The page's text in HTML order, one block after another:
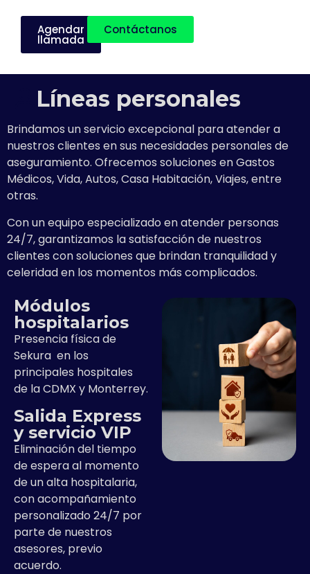
Agendar
llamada
Contáctanos
Líneas personales
Brindamos un servicio excepcional para atender a
nuestros clientes en sus necesidades personales de
aseguramiento. Ofrecemos soluciones en Gastos
Médicos, Vida, Autos, Casa Habitación, Viajes, entre
otras.
Con un equipo especializado en atender personas
24/7, garantizamos la satisfacción de nuestros
clientes con soluciones que brindan tranquilidad y
celeridad en los momentos más complicados.
Módulos
hospitalarios
Presencia física de
Sekura en los
principales hospitales
de la CDMX y Monterrey.
Salida Express
y servicio VIP
Eliminación del tiempo
de espera al momento
de un alta hospitalaria,
con acompañamiento
personalizado 24/7 por
parte de nuestros
asesores, previo
acuerdo.